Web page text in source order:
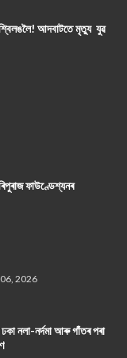
শ্বিলঙলৈ! আদবাটতে মৃত্যু যুৱ
ফাউণ্ডেশ্যনৰ
2026
নলা-নৰ্দমা আৰু গাঁতৰ পৰা